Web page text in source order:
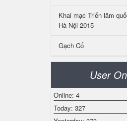
Khai mạc Triển lãm
Hà Nội 2015
Gạch Cổ
User
Online: 4
Today: 327